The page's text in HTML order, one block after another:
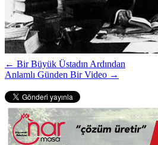
← Bir Büyük Üstadın Ardından
Anlamlı Günden Bir Video →